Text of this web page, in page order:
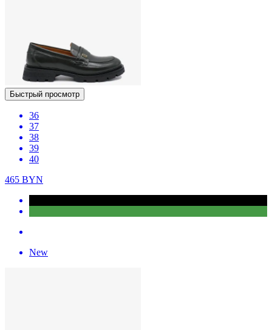
Быстрый просмотр
36
37
38
39
40
465 BYN
New